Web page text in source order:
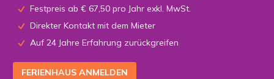
Festpreis ab € 67,50 pro Jahr exkl. MwSt.
Direkter Kontakt mit dem Mieter
Auf 24 Jahre Erfahrung zurückgreifen
FERIENHAUS ANMELDEN